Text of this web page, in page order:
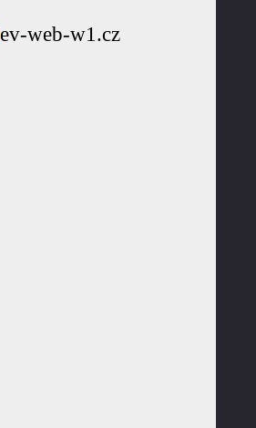
Dev-web-w1.cz